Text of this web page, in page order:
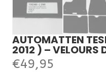
AUTOMATTEN
2012 ) – VELOURS
€49,95